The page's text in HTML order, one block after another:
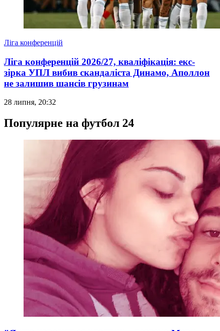
Ліга конференцій
Ліга конференцій 2026/27, кваліфікація: екс-
зірка УПЛ вибив скандаліста Динамо, Аполлон
не залишив шансів грузинам
28 липня, 20:32
Популярне на футбол 24